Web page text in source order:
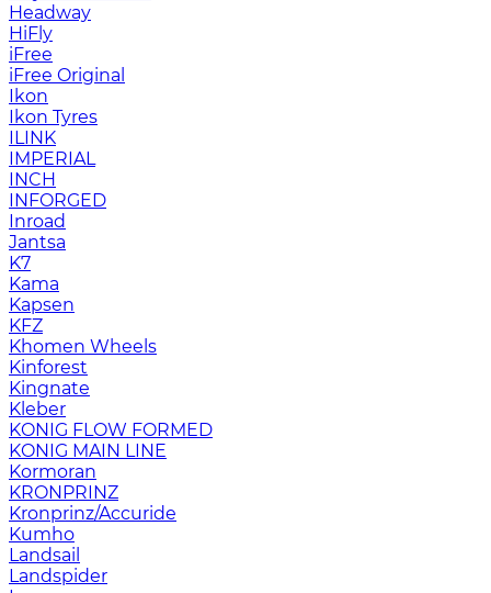
Headway
HiFly
iFree
iFree Original
Ikon
Ikon Tyres
ILINK
IMPERIAL
INCH
INFORGED
Inroad
Jantsa
K7
Kama
Kapsen
KFZ
Khomen Wheels
Kinforest
Kingnate
Kleber
KONIG FLOW FORMED
KONIG MAIN LINE
Kormoran
KRONPRINZ
Kronprinz/Accuride
Kumho
Landsail
Landspider